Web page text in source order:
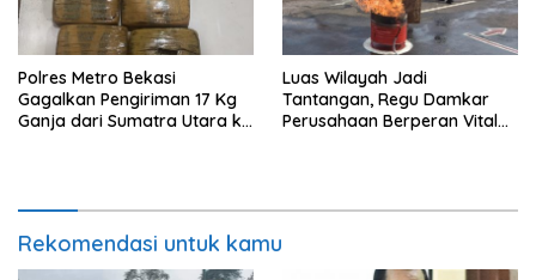
Polres Metro Bekasi
Gagalkan Pengiriman 17 Kg
Ganja dari Sumatra Utara ke
Luas Wilayah Jadi
Tantangan, Regu Damkar
Perusahaan Berperan Vital
Rekomendasi untuk kamu